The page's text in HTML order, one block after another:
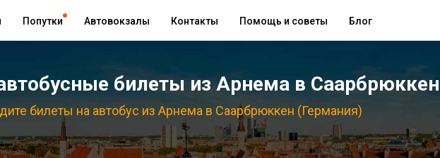
Попутки Автовокзалы Контакты Помощь и советы Блог
билеты из Арнема в Саарбрюккен
билеты на автобус из Арнема в Саарбрюккен (Германия)